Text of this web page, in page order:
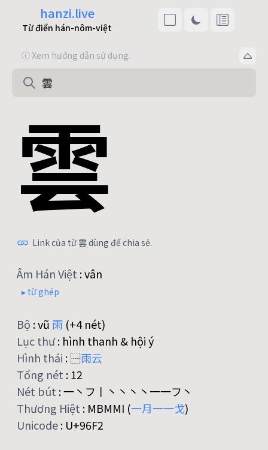
hanzi.live
Từ điển hán-nôm-việt
ⓘ Xem hướng dẫn sử dụng.
雲
Link của từ 雲 dùng để chia sẻ.
Âm Hán Việt :vân
▸ từ ghép
Bộ :vũ 雨 (+4 nét)
Lục thư: hình thanh & hội ý
Hình thái :⿱雨云
Tổng nét :12
Nét bút :一丶フ丨丶丶丶丶一一フ丶
Thương Hiệt : MBMMI (一月一一戈)
Unicode: U+96F2